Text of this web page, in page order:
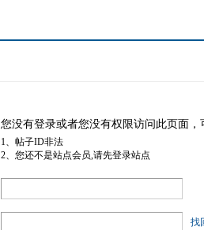
您没有登录或者您没有权限访问此页面
1、帖子ID非法
2、您还不是站点会员,请先登录站点
找